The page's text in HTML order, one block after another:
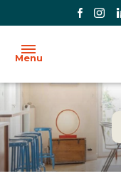
Menu
ACCUEIL
L'AGENCE